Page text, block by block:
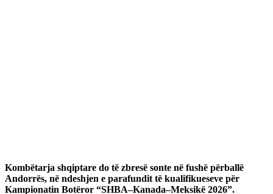
Kombëtarja shqiptare do të zbresë sonte në fushë përballë
Andorrës, në ndeshjen e parafundit të kualifikueseve për
Kampionatin Botëror “SHBA–Kanada–Meksikë 2026”.